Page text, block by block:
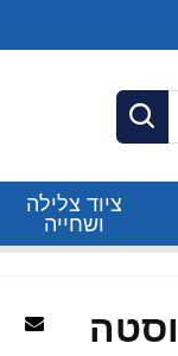
חפש
ציוד צלילה
ושחייה